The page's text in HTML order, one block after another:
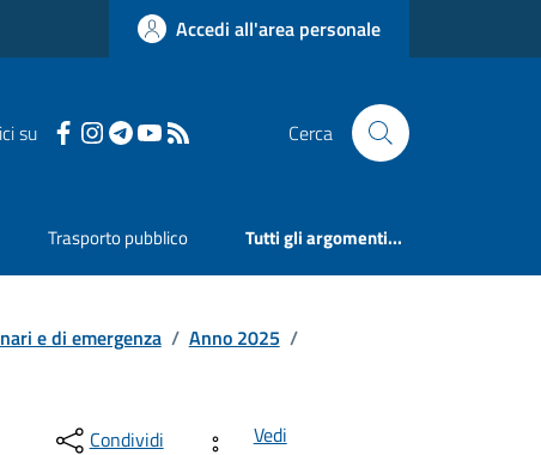
Accedi all'area personale
su Cerca
Trasporto pubblico Tutti gli argomenti...
e di emergenza / Anno 2025 /
Condividi
Vedi